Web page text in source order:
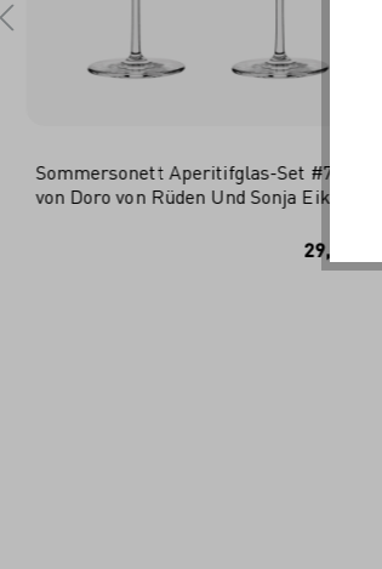
Sommersonett Aperitifglas-Set #7 #8
von Doro von Rüden Und Sonja Eikler
29,95 €*